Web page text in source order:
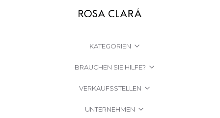
KATEGORIEN
BRAUCHEN SIE HILFE?
VERKAUFSSTELLEN
UNTERNEHMEN